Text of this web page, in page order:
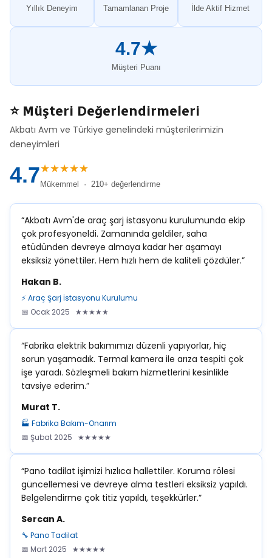
Yıllık Deneyim Tamamlanan Proje İlde Aktif Hizmet
4.7★
Müşteri Puanı
⭐ Müşteri Değerlendirmeleri
Akbatı Avm ve Türkiye genelindeki müşterilerimizin
deneyimleri
4.7★★★★★
Mükemmel · 210+ değerlendirme
“Akbatı Avm'de araç şarj istasyonu kurulumunda ekip
çok profesyoneldi. Zamanında geldiler, saha
etüdünden devreye almaya kadar her aşamayı
eksiksiz yönettiler. Hem hızlı hem de kaliteli çözdüler.”
Hakan B.
⚡ Araç Şarj İstasyonu Kurulumu
📅 Ocak 2025 ★★★★★
“Fabrika elektrik bakımımızı düzenli yapıyorlar, hiç
sorun yaşamadık. Termal kamera ile arıza tespiti çok
işe yaradı. Sözleşmeli bakım hizmetlerini kesinlikle
tavsiye ederim.”
Murat T.
🏭 Fabrika Bakım-Onarım
📅 Şubat 2025 ★★★★★
“Pano tadilat işimizi hızlıca hallettiler. Koruma rölesi
güncellemesi ve devreye alma testleri eksiksiz yapıldı.
Belgelendirme çok titiz yapıldı, teşekkürler.”
Sercan A.
🔧 Pano Tadilat
📅 Mart 2025 ★★★★★